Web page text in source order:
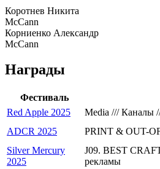
Коротнев Никита
McCann
Корниенко Александр
McCann
Награды
Фестиваль
Red Apple 2025
Media /// Каналы
ADCR 2025
PRINT & OUT-
Silver Mercury
2025
J09. BEST
рекламы